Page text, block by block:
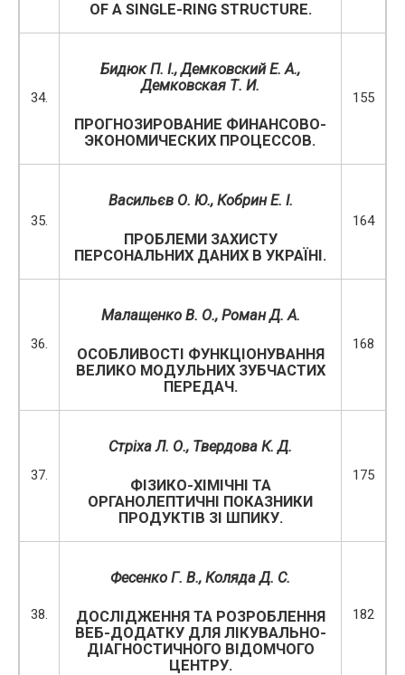
OF A SINGLE-RING STRUCTURE.
34.
Бидюк П. І., Демковский Е. А.,
Демковская Т. И.
ПРОГНОЗИРОВАНИЕ ФИНАНСОВО-
ЭКОНОМИЧЕСКИХ ПРОЦЕССОВ.
155
35.
Васильєв О. Ю., Кобрин Е. І.
ПРОБЛЕМИ ЗАХИСТУ
ПЕРСОНАЛЬНИХ ДАНИХ В УКРАЇНІ.
164
36.
Малащенко В. О., РоманД. А.
ОСОБЛИВОСТІ ФУНКЦІОНУВАННЯ
ВЕЛИКО МОДУЛЬНИХ ЗУБЧАСТИХ
ПЕРЕДАЧ.
168
37.
Стріха Л. О., Твердова К. Д.
ФІЗИКО-ХІМІЧНІ ТА
ОРГАНОЛЕПТИЧНІ ПОКАЗНИКИ
ПРОДУКТІВ ЗІ ШПИКУ.
175
38.
Фесенко Г. В., Коляда Д. С.
ДОСЛІДЖЕННЯ ТА РОЗРОБЛЕННЯ
ВЕБ-ДОДАТКУ ДЛЯ ЛІКУВАЛЬНО-
ДІАГНОСТИЧНОГО ВІДОМЧОГО
ЦЕНТРУ.
182